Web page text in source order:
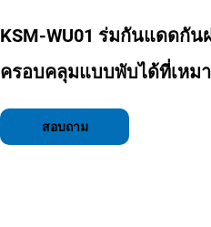
KSM-WU01 ร่มกันแดดกั
ครอบคลุมแบบพับได้ที่เหม
สอบถาม